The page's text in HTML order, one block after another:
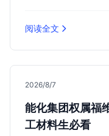
阅读全文
2026/8/7
能化集团权属福
工材料生必看